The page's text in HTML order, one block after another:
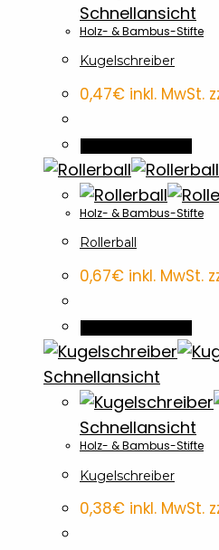
Schnellansicht
Holz- & Bambus-Stifte
Kugelschreiber
0,47€ inkl. MwSt.
Holz- & Bambus-Stifte
Rollerball
0,67€ inkl. MwSt.
Schnellansicht
Schnellansicht
Holz- & Bambus-Stifte
Kugelschreiber
0,38€ inkl. MwSt.